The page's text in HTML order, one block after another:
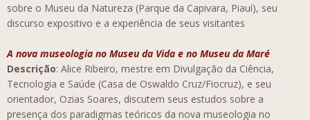
sobre o Museu da Natureza (Parque da Capivara, Piauí), seu
discurso expositivo e a experiência de seus visitantes
A nova museologia no Museu da Vida e no Museu da Maré
Descrição: Alice Ribeiro, mestre em Divulgação da Ciência,
Tecnologia e Saúde (Casa de Oswaldo Cruz/Fiocruz), e seu
orientador, Ozias Soares, discutem seus estudos sobre a
presença dos paradigmas teóricos da nova museologia no